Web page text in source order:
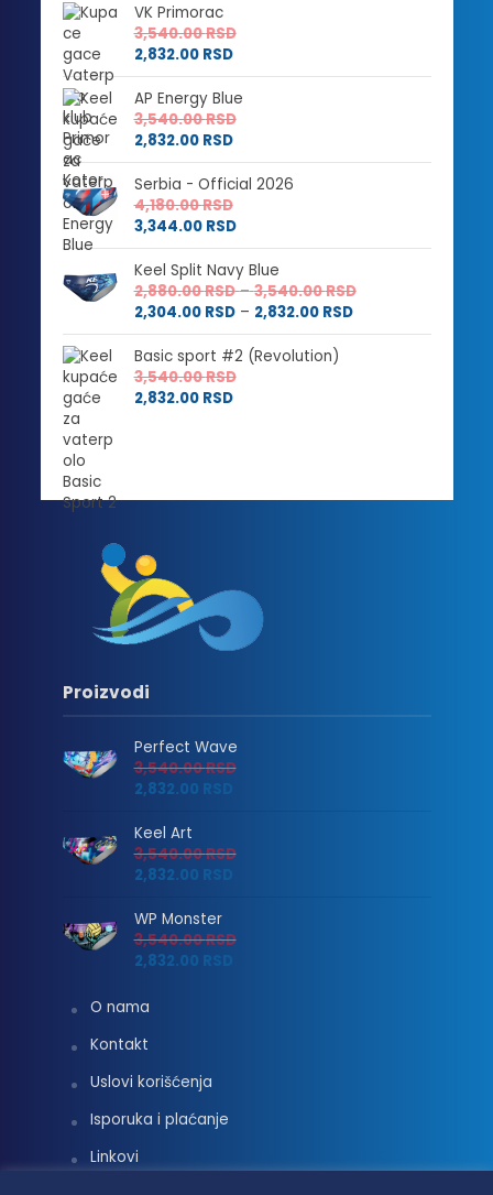
VK Primorac
3,540.00RSD
2,832.00 RSD
AP Energy Blue
3,540.00RSD
2,832.00 RSD
Serbia - Official 2026
4,180.00RSD
3,344.00 RSD
Keel Split Navy Blue
2,880.00RSD – 3,540.00RSDRaspon
od
2,304.00 RSD – 2,832.00 RSDRaspon
cena:
Basic sport #2 (Revolution)
3,540.00RSD
2,832.00 RSD
Proizvodi
Perfect Wave
3,540.00RSD
2,832.00 RSD
Keel Art
3,540.00RSD
2,832.00 RSD
WP Monster
3,540.00RSD
2,832.00 RSD
O nama
Kontakt
Uslovi korišćenja
Isporuka i plaćanje
Linkovi